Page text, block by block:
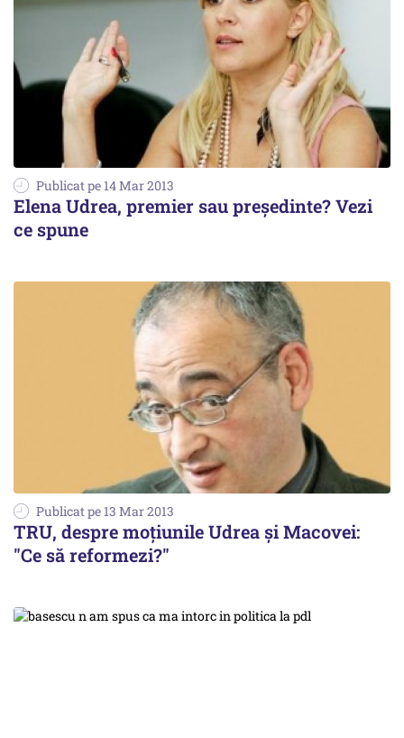
Publicat pe 14 Mar 2013
Elena Udrea, premier sau președinte? Vezi
ce spune
Publicat pe 13 Mar 2013
TRU, despre moțiunile Udrea și Macovei:
"Ce să reformezi?"